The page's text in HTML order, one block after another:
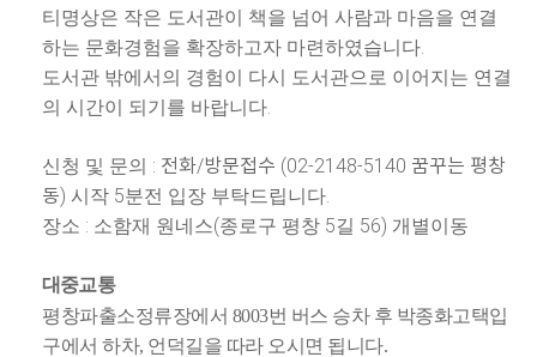
티명상은 작은 도서관이 책을 넘어 사람과 마음을 연결
하는 문화경험을 확장하고자 마련하였습니다.
도서관 밖에서의 경험이 다시 도서관으로 이어지는 연결
의 시간이 되기를 바랍니다.
신청 및 문의 : 전화/방문접수 (02-2148-5140 꿈꾸는 평창
동) 시작 5분전 입장 부탁드립니다.
장소 : 소함재 원네스(종로구 평창 5길 56) 개별이동
대중교통
평창파출소정류장에서 8003번 버스 승차 후 박종화고택입
구에서 하차, 언덕길을 따라 오시면 됩니다.